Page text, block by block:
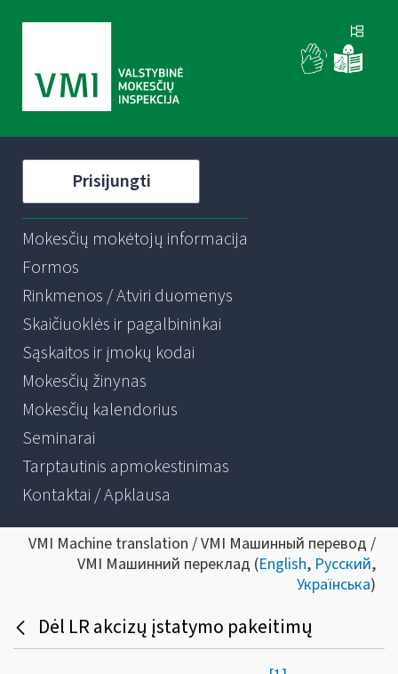
Prisijungti
Mokesčių mokėtojų informacija
Formos
Rinkmenos / Atviri duomenys
Skaičiuoklės ir pagalbininkai
Sąskaitos ir įmokų kodai
Mokesčių žinynas
Mokesčių kalendorius
Seminarai
Tarptautinis apmokestinimas
Kontaktai / Apklausa
VMI Machine translation / VMI Машинный перевод /
VMI Машинний переклад (English, Русский,
Українська)
Dėl LR akcizų įstatymo pakeitimų